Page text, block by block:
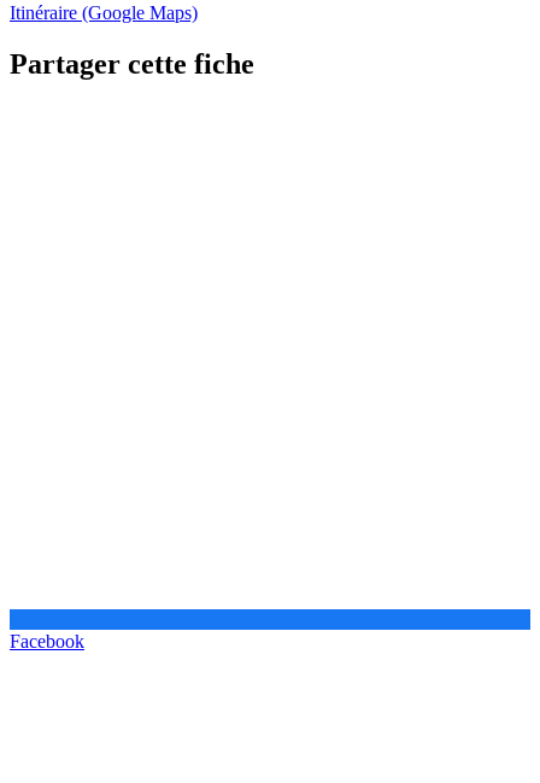
Itinéraire (Google Maps)
Partager cette fiche
Facebook